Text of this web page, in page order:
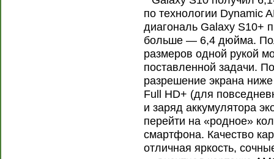
по технологии Dynamic
диагональ Galaxy S10+
больше — 6,4 дюйма.
размеров одной рукой
поставленной задачи.
разрешение экрана
Full HD+ (для
и заряд аккумулятора
перейти на «родное»
смартфона. Качество
отличная яркость,